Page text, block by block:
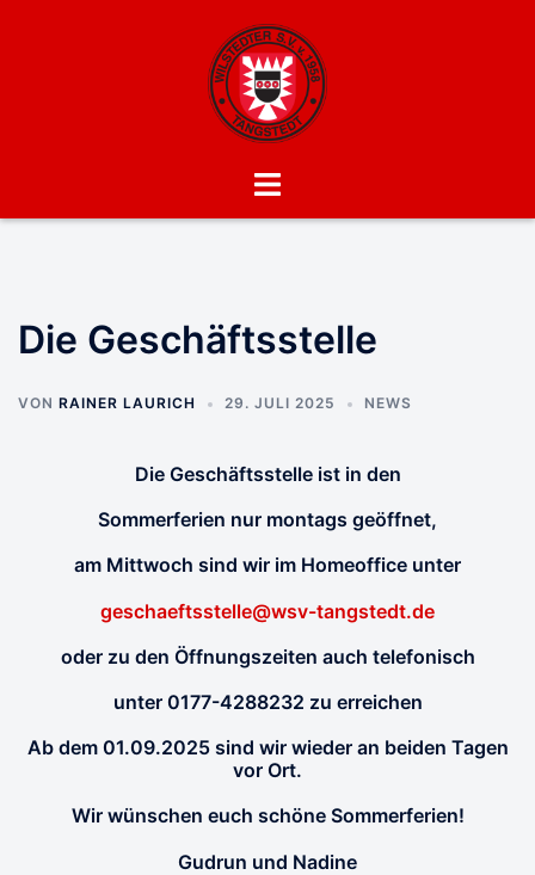
Menü
Die Geschäftsstelle
VON RAINER LAURICH 29. JULI 2025 NEWS
Die Geschäftsstelle ist in den
Sommerferien nur montags geöffnet,
am Mittwoch sind wir im Homeoffice unter
geschaeftsstelle@wsv-tangstedt.de
oder zu den Öffnungszeiten auch telefonisch
unter 0177-4288232 zu erreichen
Ab dem 01.09.2025 sind wir wieder an beiden Tagen
vor Ort.
Wir wünschen euch schöne Sommerferien!
Gudrun und Nadine